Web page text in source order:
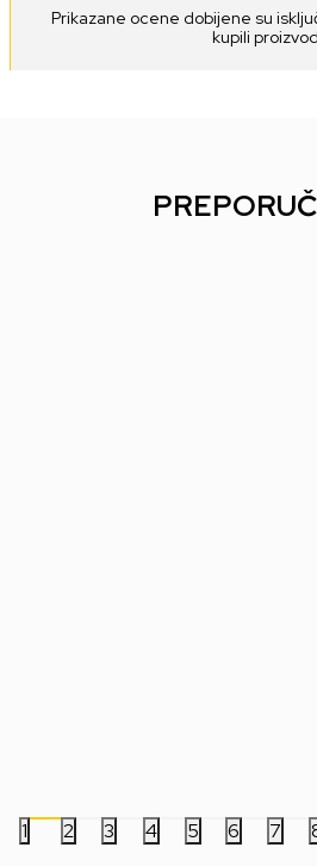
Prikazane ocene dobijene su
kupili
1 2 3 4 5 6 7